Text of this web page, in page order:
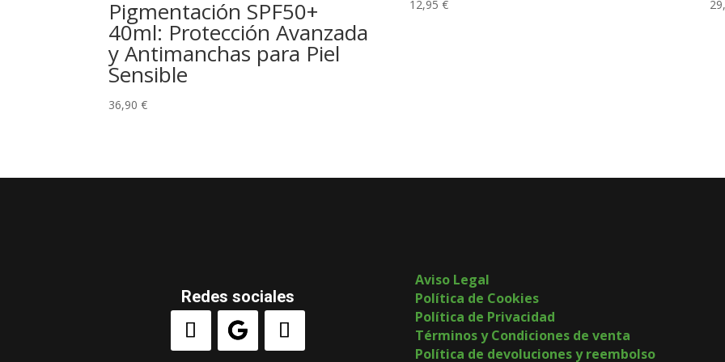
Pigmentación SPF50+
40ml: Protección Avanzada
y Antimanchas para Piel
Sensible
36,90€
12,95 €
Redes sociales
Aviso Legal
Política de Cookies
Política de Privacidad
Términos y Condiciones de venta
Política de devoluciones y reembolso